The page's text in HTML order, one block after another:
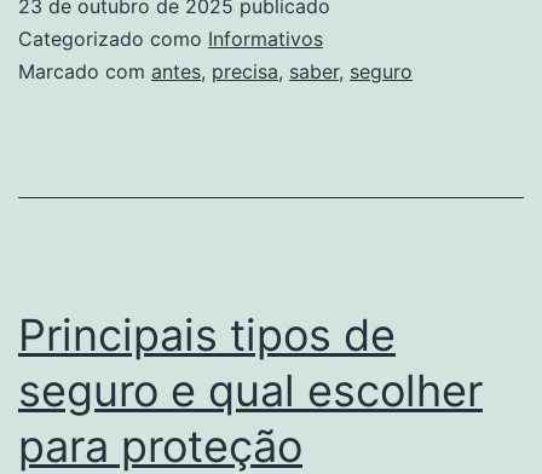
Você
23 de outubro de 2025 publicado
Categorizado como Informativos
Marcado com antes, precisa, saber, seguro
Principais tipos de
seguro e qual escolher
para proteção